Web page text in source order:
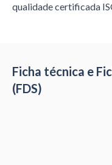
qualidade certificada
Ficha técnica e
(FDS)